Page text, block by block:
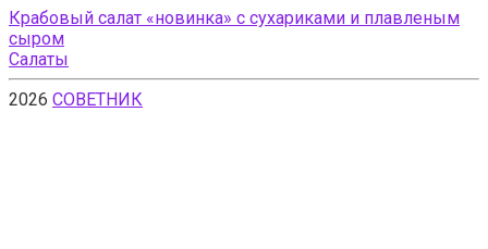
Крабовый салат «новинка» с сухариками и плавленым
сыром
Салаты
2026 СОВЕТНИК